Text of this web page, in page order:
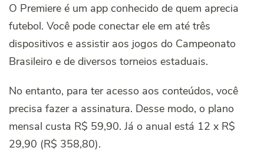
O Premiere é um app conhecido de quem aprecia
futebol. Você pode conectar ele em até três
dispositivos e assistir aos jogos do Campeonato
Brasileiro e de diversos torneios estaduais.
No entanto, para ter acesso aos conteúdos, você
precisa fazer a assinatura. Desse modo, o plano
mensal custa R$ 59,90. Já o anual está 12 x R$
29,90 (R$ 358,80).